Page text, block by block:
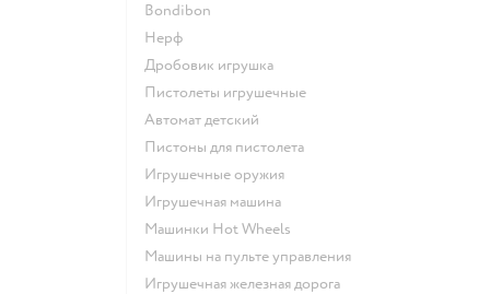
Bondibon
Нерф
Дробовик игрушка
Пистолеты игрушечные
Автомат детский
Пистоны для пистолета
Игрушечные оружия
Игрушечная машина
Машинки Hot Wheels
Машины на пульте управления
Игрушечная железная дорога